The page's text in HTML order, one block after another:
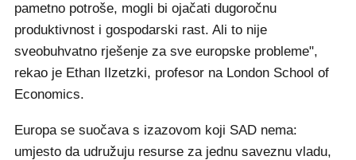
pametno potroše, mogli bi ojačati dugoročnu
produktivnost i gospodarski rast. Ali to nije
sveobuhvatno rješenje za sve europske probleme",
rekao je Ethan Ilzetzki, profesor na London School of
Economics.
Europa se suočava s izazovom koji SAD nema:
umjesto da udružuju resurse za jednu saveznu vladu,